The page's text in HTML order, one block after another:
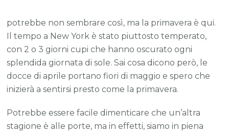
potrebbe non sembrare così, ma la primavera è qui.
Il tempo a New York è stato piuttosto temperato,
con 2 o 3 giorni cupi che hanno oscurato ogni
splendida giornata di sole. Sai cosa dicono però, le
docce di aprile portano fiori di maggio e spero che
inizierà a sentirsi presto come la primavera.
Potrebbe essere facile dimenticare che un’altra
stagione è alle porte, ma in effetti, siamo in piena